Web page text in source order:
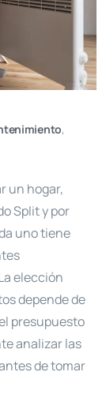
,
un hogar,
Split y por
uno tiene
elección
depende de
presupuesto
analizar las
de tomar